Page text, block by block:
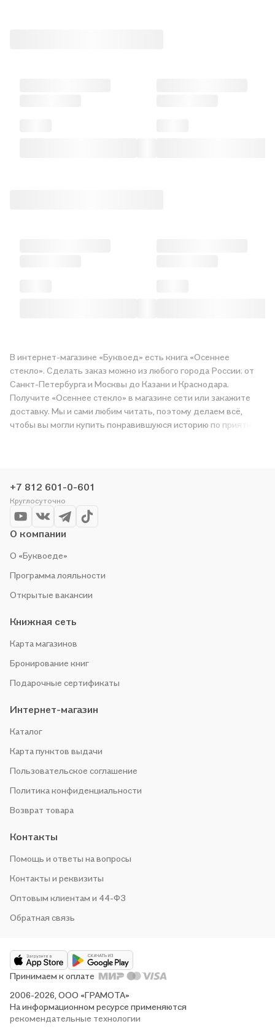
В интернет-магазине «Буквоед» есть книга «Осеннее
стекло». Сделать заказ можно из любого города России: от
Санкт-Петербурга и Москвы до Казани и Краснодара.
Получите «Осеннее стекло» в магазине сети или закажите
доставку. Мы и сами любим читать, поэтому делаем всё,
чтобы вы могли купить понравившуюся историю по приятной
+7 812 601-0-601
Круглосуточно
О компании
О «Буквоеде»
Программа лояльности
Открытые вакансии
Книжная сеть
Карта магазинов
Бронирование книг
Подарочные сертификаты
Интернет-магазин
Каталог
Карта пунктов выдачи
Пользовательское соглашение
Политика конфиденциальности
Возврат товара
Контакты
Помощь и ответы на вопросы
Контакты и реквизиты
Оптовым клиентам и 44-ФЗ
Обратная связь
2006-2026, ООО «ГРАМОТА»
На информационном ресурсе применяются
рекомендательные технологии
Принимаем к оплате